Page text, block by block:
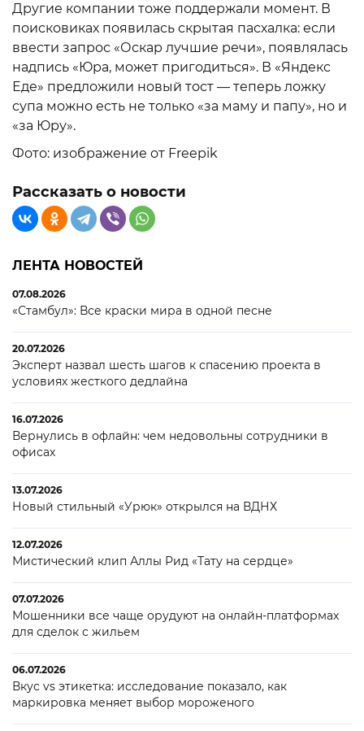
Другие компании тоже поддержали момент. В
поисковиках появилась скрытая пасхалка: если
ввести запрос «Оскар лучшие речи», появлялась
надпись «Юра, может пригодиться». В «Яндекс
Еде» предложили новый тост — теперь ложку
супа можно есть не только «за маму и папу», но и
«за Юру».
Фото: изображение от Freepik
Рассказать о новости
ЛЕНТА НОВОСТЕЙ
07.08.2026
«Стамбул»: Все краски мира в одной песне
20.07.2026
Эксперт назвал шесть шагов к спасению проекта в
условиях жесткого дедлайна
16.07.2026
Вернулись в офлайн: чем недовольны сотрудники в
офисах
13.07.2026
Новый стильный «Урюк» открылся на ВДНХ
12.07.2026
Мистический клип Аллы Рид «Тату на сердце»
07.07.2026
Мошенники все чаще орудуют на онлайн-платформах
для сделок с жильем
06.07.2026
Вкус vs этикетка: исследование показало, как
маркировка меняет выбор мороженого